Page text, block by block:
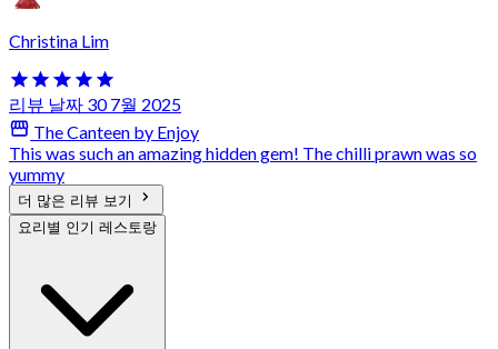
Christina Lim
리뷰 날짜 30 7월 2025
The Canteen by Enjoy
This was such an amazing hidden gem! The chilli prawn was so
yummy
더 많은 리뷰 보기
요리별 인기 레스토랑